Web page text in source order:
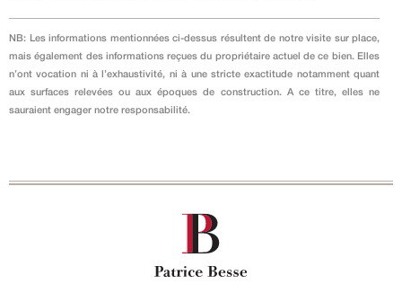
NB: Les informations mentionnées ci-dessus résultent de notre visite sur place,
mais également des informations reçues du propriétaire actuel de ce bien. Elles
n’ont vocation ni à l’exhaustivité, ni à une stricte exactitude notamment quant
aux surfaces relevées ou aux époques de construction. A ce titre, elles ne
sauraient engager notre responsabilité.